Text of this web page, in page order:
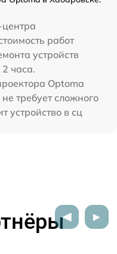
работ
устройств
часа.
Optoma
требует сложного
устройство в сц